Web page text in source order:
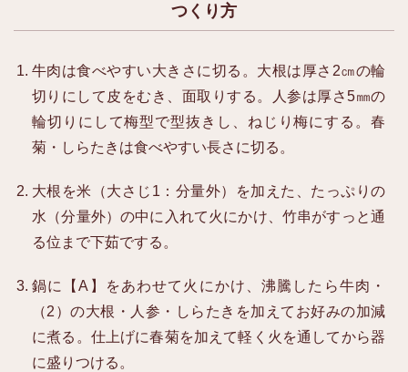
つくり方
牛肉は食べやすい大きさに切る。大根は厚さ2㎝の輪
切りにして皮をむき、面取りする。人参は厚さ5㎜の
輪切りにして梅型で型抜きし、ねじり梅にする。春
菊・しらたきは食べやすい長さに切る。
大根を米（大さじ1：分量外）を加えた、たっぷりの
水（分量外）の中に入れて火にかけ、竹串がすっと通
る位まで下茹でする。
鍋に【A】をあわせて火にかけ、沸騰したら牛肉・
（2）の大根・人参・しらたきを加えてお好みの加減
に煮る。仕上げに春菊を加えて軽く火を通してから器
に盛りつける。